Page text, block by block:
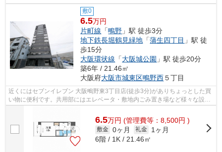
敷0
6.5万円
片町線 「鴫野 」駅 徒歩3分
地下鉄長堀鶴見緑地 「蒲生四丁目 」駅 徒
歩15分
大阪環状線 「大阪城公園 」駅 徒歩20分
築6年 / 21.46㎡
大阪府大阪市城東区鴫野西５丁目
近くにはセブンイレブン 大阪鴫野東3丁目店(徒歩3分)がありちょっとした買
い物に便利です。共用部にはエレベータ・敷地内ごみ置き場など様々な設備
6.5万円 (管理費等：8,500円 )
敷金 0ヶ月 礼金
1ヶ月
6階 / 1K / 21.46㎡